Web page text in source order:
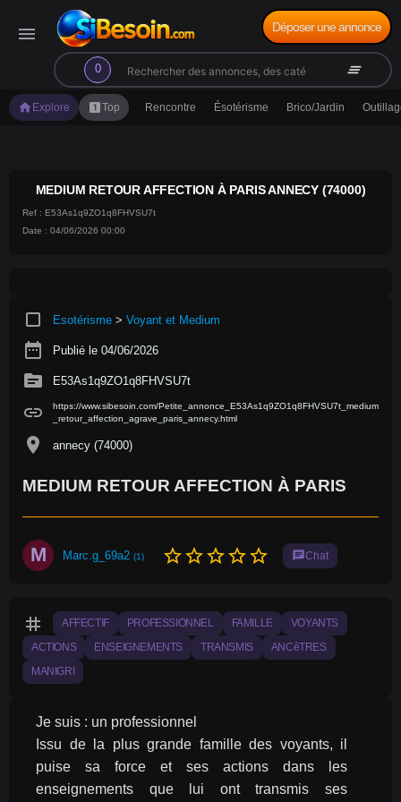
menu
0
search clear_all
Déposer une annonce
home Explore looks_oneTop Rencontre Ésotérisme Brico/Jardin
MEDIUM RETOUR AFFECTION À PARIS ANNECY (74000)
Ref : E53As1q9ZO1q8FHVSU7t
Date : 04/06/2026 00:00
crop_square Esotérisme > Voyant et Medium
date_range Publié le 04/06/2026
source E53As1q9ZO1q8FHVSU7t
link
https://www.sibesoin.com/Petite_annonce_E53As1q9ZO1q8FHVSU7t_medium
_retour_affection_agrave_paris_annecy.html
location_on annecy (74000)
MEDIUM RETOUR AFFECTION À PARIS
M Marc.g_69a2 (1) star_borderstar_borderstar_borderstar_borderstar_border chatChat
tag AFFECTIF PROFESSIONNEL FAMILLE VOYANTS
ACTIONS ENSEIGNEMENTS TRANSMIS ANCêTRES
MANIGRI
Je suis : un professionnel
Issu de la plus grande famille des voyants, il
puise sa force et ses actions dans les
enseignements que lui ont transmis ses